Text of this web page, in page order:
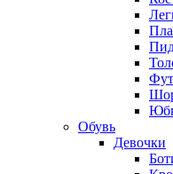
Обувь
Девочки